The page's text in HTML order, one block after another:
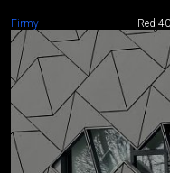
Firmy Red 4